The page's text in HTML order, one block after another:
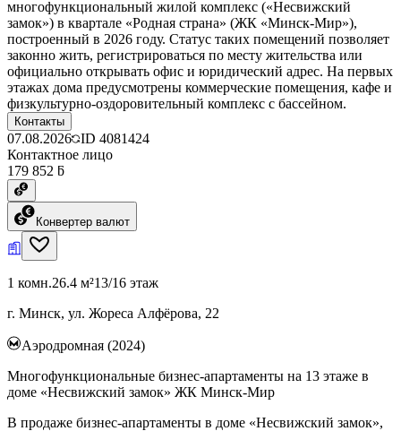
многофункциональный жилой комплекс («Несвижский
замок») в квартале «Родная страна» (ЖК «Минск-Мир»),
построенный в 2026 году. Статус таких помещений позволяет
законно жить, регистрироваться по месту жительства или
официально открывать офис и юридический адрес. На первых
этажах дома предусмотрены коммерческие помещения, кафе и
физкультурно-оздоровительный комплекс с бассейном.
Контакты
07.08.2026 ID 4081424
Контактное лицо
179 852 ƃ
Конвертер валют
1 комн.26.4 м²13/16 этаж
г. Минск, ул. Жореса Алфёрова, 22
Аэродромная (2024)
Многофункциональные бизнес-апартаменты на 13 этаже в
доме «Несвижский замок» ЖК Минск-Мир
В продаже бизнес-апартаменты в доме «Несвижский замок»,